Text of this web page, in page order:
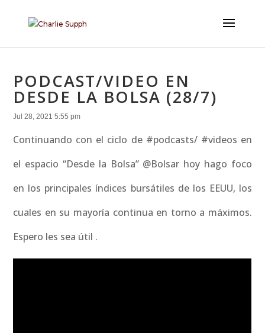
PODCAST/VIDEO EN
DESDE LA BOLSA (28/7)
Jul 28, 2021 5:55 pm
Continuando con el ciclo de #podcasts/ #videos en
el espacio “Desde la Bolsa” @Bolsar hoy hago foco
en los principales índices bursátiles de los EEUU, los
cuales en su mayoría continua en torno a máximos.
Espero les sea útil .